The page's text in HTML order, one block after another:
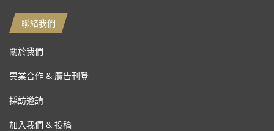
聯絡我們
關於我們
異業合作 & 廣告刊登
採訪邀請
加入我們 & 投稿